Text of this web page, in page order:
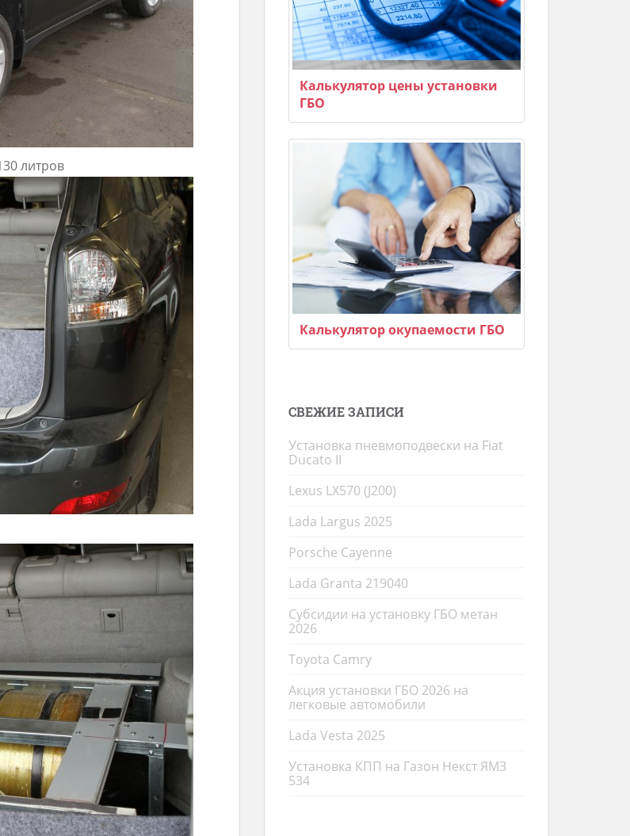
литров
Калькулятор цены установки
ГБО
Калькулятор окупаемости ГБО
СВЕЖИЕ ЗАПИСИ
Установка пневмоподвески на Fiat
Ducato II
Lexus LX570 (J200)
Lada Largus 2025
Porsche Cayenne
Lada Granta 219040
Субсидии на установку ГБО метан
2026
Toyota Camry
Акция установки ГБО 2026 на
легковые автомобили
Lada Vesta 2025
Установка КПП на Газон Некст ЯМЗ
534